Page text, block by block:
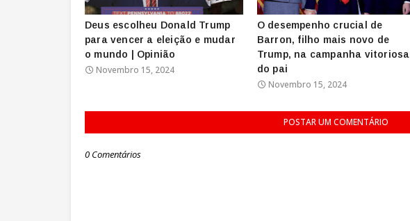
Deus escolheu Donald Trump
para vencer a eleição e mudar
o mundo | Opinião
Novembro 15, 2024
O desempenho crucial de
Barron, filho mais novo de
Trump, na campanha vitoriosa
do pai
Novembro 15, 2024
POSTAR UM COMENTÁRIO
0 Comentários